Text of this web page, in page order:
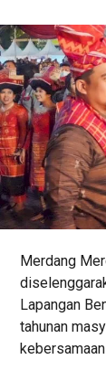
Merdang
Lapangan
tahunan